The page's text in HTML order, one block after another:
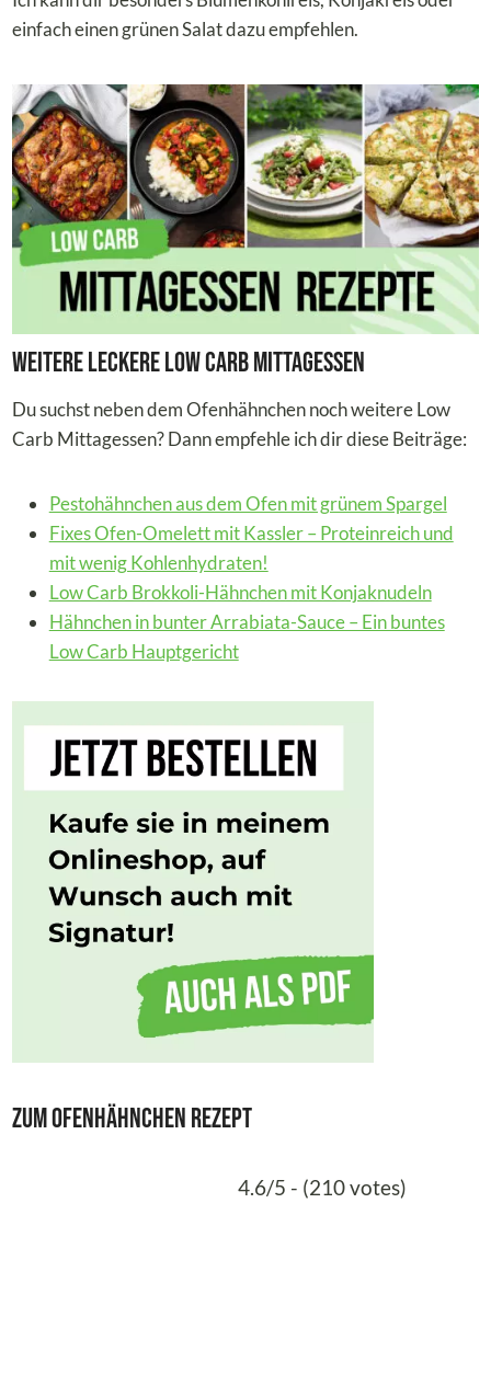
einfach einen grünen Salat dazu empfehlen.
Weitere leckere Low Carb Mittagessen
Du suchst neben dem Ofenhähnchen noch weitere Low
Carb Mittagessen? Dann empfehle ich dir diese Beiträge:
Pestohähnchen aus dem Ofen mit grünem Spargel
Fixes Ofen-Omelett mit Kassler – Proteinreich und
mit wenig Kohlenhydraten!
Low Carb Brokkoli-Hähnchen mit Konjaknudeln
Hähnchen in bunter Arrabiata-Sauce – Ein buntes
Low Carb Hauptgericht
Zum Ofenhähnchen Rezept
4.6/5 - (210 votes)